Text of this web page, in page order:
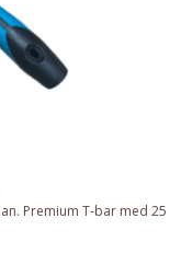
Premium T-bar med 25